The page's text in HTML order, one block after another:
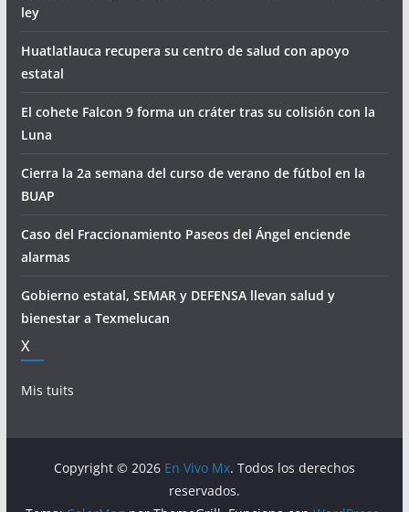
ley
Huatlatlauca recupera su centro de salud con apoyo
estatal
El cohete Falcon 9 forma un cráter tras su colisión con la
Luna
Cierra la 2a semana del curso de verano de fútbol en la
BUAP
Caso del Fraccionamiento Paseos del Ángel enciende
alarmas
Gobierno estatal, SEMAR y DEFENSA llevan salud y
bienestar a Texmelucan
X
Mis tuits
Copyright © 2026 En Vivo Mx. Todos los derechos
reservados.